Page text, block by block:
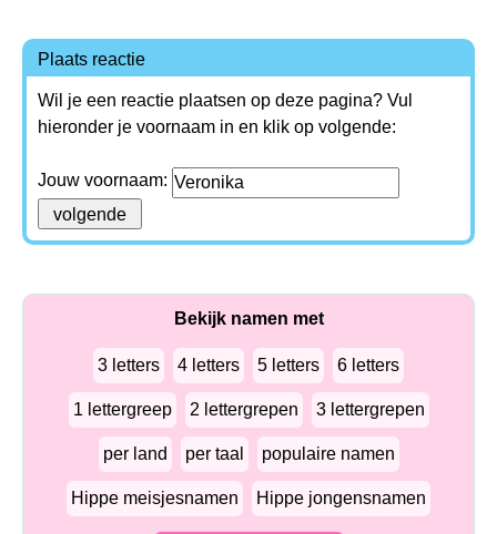
Plaats reactie
Wil je een reactie plaatsen op deze pagina? Vul
hieronder je voornaam in en klik op volgende:
Jouw voornaam:
Bekijk namen met
3 letters 4 letters 5 letters 6 letters
1 lettergreep 2 lettergrepen 3 lettergrepen
per land per taal populaire namen
Hippe meisjesnamen Hippe jongensnamen